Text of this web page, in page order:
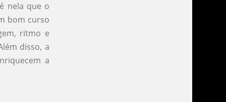
nela que o
bom curso
ritmo e
disso, a
a